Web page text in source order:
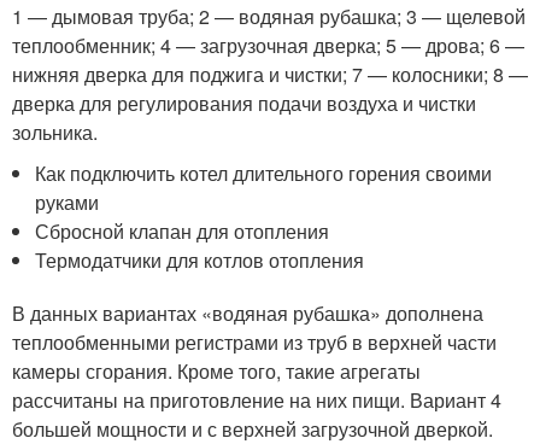
1 — дымовая труба; 2 — водяная рубашка; 3 — щелевой
теплообменник; 4 — загрузочная дверка; 5 — дрова; 6 —
нижняя дверка для поджига и чистки; 7 — колосники; 8 —
дверка для регулирования подачи воздуха и чистки
зольника.
Как подключить котел длительного горения своими
руками
Сбросной клапан для отопления
Термодатчики для котлов отопления
В данных вариантах «водяная рубашка» дополнена
теплообменными регистрами из труб в верхней части
камеры сгорания. Кроме того, такие агрегаты
рассчитаны на приготовление на них пищи. Вариант 4
большей мощности и с верхней загрузочной дверкой.